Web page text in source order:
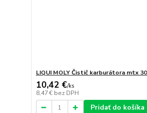
LIQUI MOLY Čistič karburátora mtx
10,42 €/ks
8,47 € bez DPH
Pridať do košíka